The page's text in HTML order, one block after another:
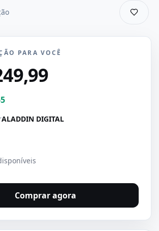
PARA VOCÊ
ALADDIN DIGITAL
Comprar agora